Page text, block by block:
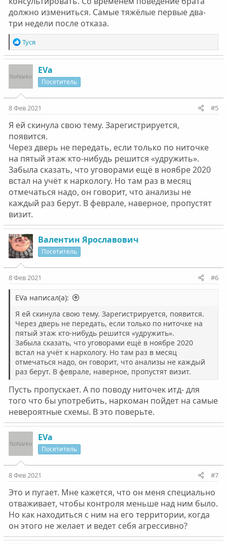
должно измениться. Самые тяжёлые первые два-
три недели после отказа.
Р
е
а
ц
и
и
:
Туся
EVa
Посетитель
8 Фев 2021 #5
Я ей скинула свою тему. Зарегистрируется,
появится.
Через дверь не передать, если только по ниточке
на пятый этаж кто-нибудь решится «удружить».
Забыла сказать, что уговорами ещё в ноябре 2020
встал на учёт к наркологу. Но там раз в месяц
отмечаться надо, он говорит, что анализы не
каждый раз берут. В феврале, наверное, пропустят
визит.
Валентин Ярославович
Посетитель
8 Фев 2021 #6
EVa написал(а):
Я ей скинула свою тему. Зарегистрируется, появится.
Через дверь не передать, если только по ниточке на
пятый этаж кто-нибудь решится «удружить».
Забыла сказать, что уговорами ещё в ноябре 2020
встал на учёт к наркологу. Но там раз в месяц
отмечаться надо, он говорит, что анализы не каждый
раз берут. В феврале, наверное, пропустят визит.
Пусть пропускает. А по поводу ниточек итд- для
того что бы употребить, наркоман пойдет на самые
невероятные схемы. В это поверьте.
EVa
Посетитель
8 Фев 2021 #7
Это и пугает. Мне кажется, что он меня специально
отваживает, чтобы контроля меньше над ним было.
Но как находиться с ним на его территории, когда
он этого не желает и ведет себя агрессивно?